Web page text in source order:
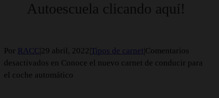
Autoescuela clicando aquí!
Por RACC 29 abril, 2022 Tipos de carnet Comentarios
desactivados en Conoce el nuevo carnet de conducir para
el coche automático